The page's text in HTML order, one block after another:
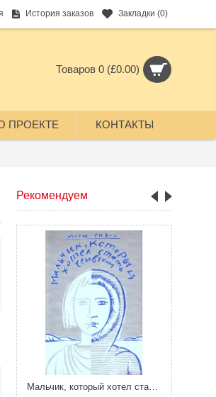
История заказов Закладки (0)
Товаров 0 (£0.00)
ПРОЕКТЕ КОНТАКТЫ
Рекомендуем
Мальчик, который хотел стать человеком